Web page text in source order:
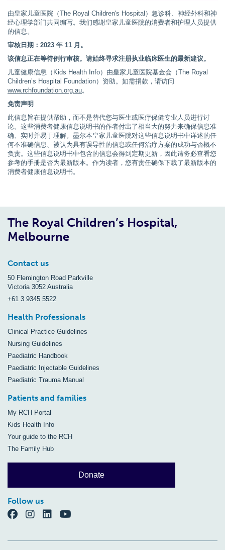
由皇家儿童医院（The Royal Children's Hospital）急诊科、神经外科和神
经心理学部门共同编写。我们感谢皇家儿童医院的消费者和护理人员提供
的信息。
审核日期：2023 年 11 月。
该信息正在等待例行审核。请始终寻求注册执业临床医生的最新建议。
儿童健康信息（Kids Health Info）由皇家儿童医院基金会（The Royal
Children’s Hospital Foundation）资助。如需捐款，请访问
www.rchfoundation.org.au。
免责声明
此信息旨在提供帮助，而不是替代您与医生或医疗保健专业人员进行讨
论。这些消费者健康信息说明书的作者付出了相当大的努力来确保信息准
确、实时并易于理解。墨尔本皇家儿童医院对这些信息说明书中详述的任
何不准确信息、被认为具有误导性的信息或任何治疗方案的成功与否概不
负责。这些信息说明书中包含的信息会得到定期更新，因此请务必查看您
参考的手册是否为最新版本。作为读者，您有责任确保下载了最新版本的
消费者健康信息说明书。
The Royal Children’s Hospital,
Melbourne
Contact us
50 Flemington Road Parkville
Victoria 3052 Australia
+61 3 9345 5522
Health Professionals
Clinical Practice Guidelines
Nursing Guidelines
Paediatric Handbook
Paediatric Injectable Guidelines
Paediatric Trauma Manual
Patients and families
My RCH Portal
Kids Health Info
Your guide to the RCH
The Family Hub
Donate
Follow us